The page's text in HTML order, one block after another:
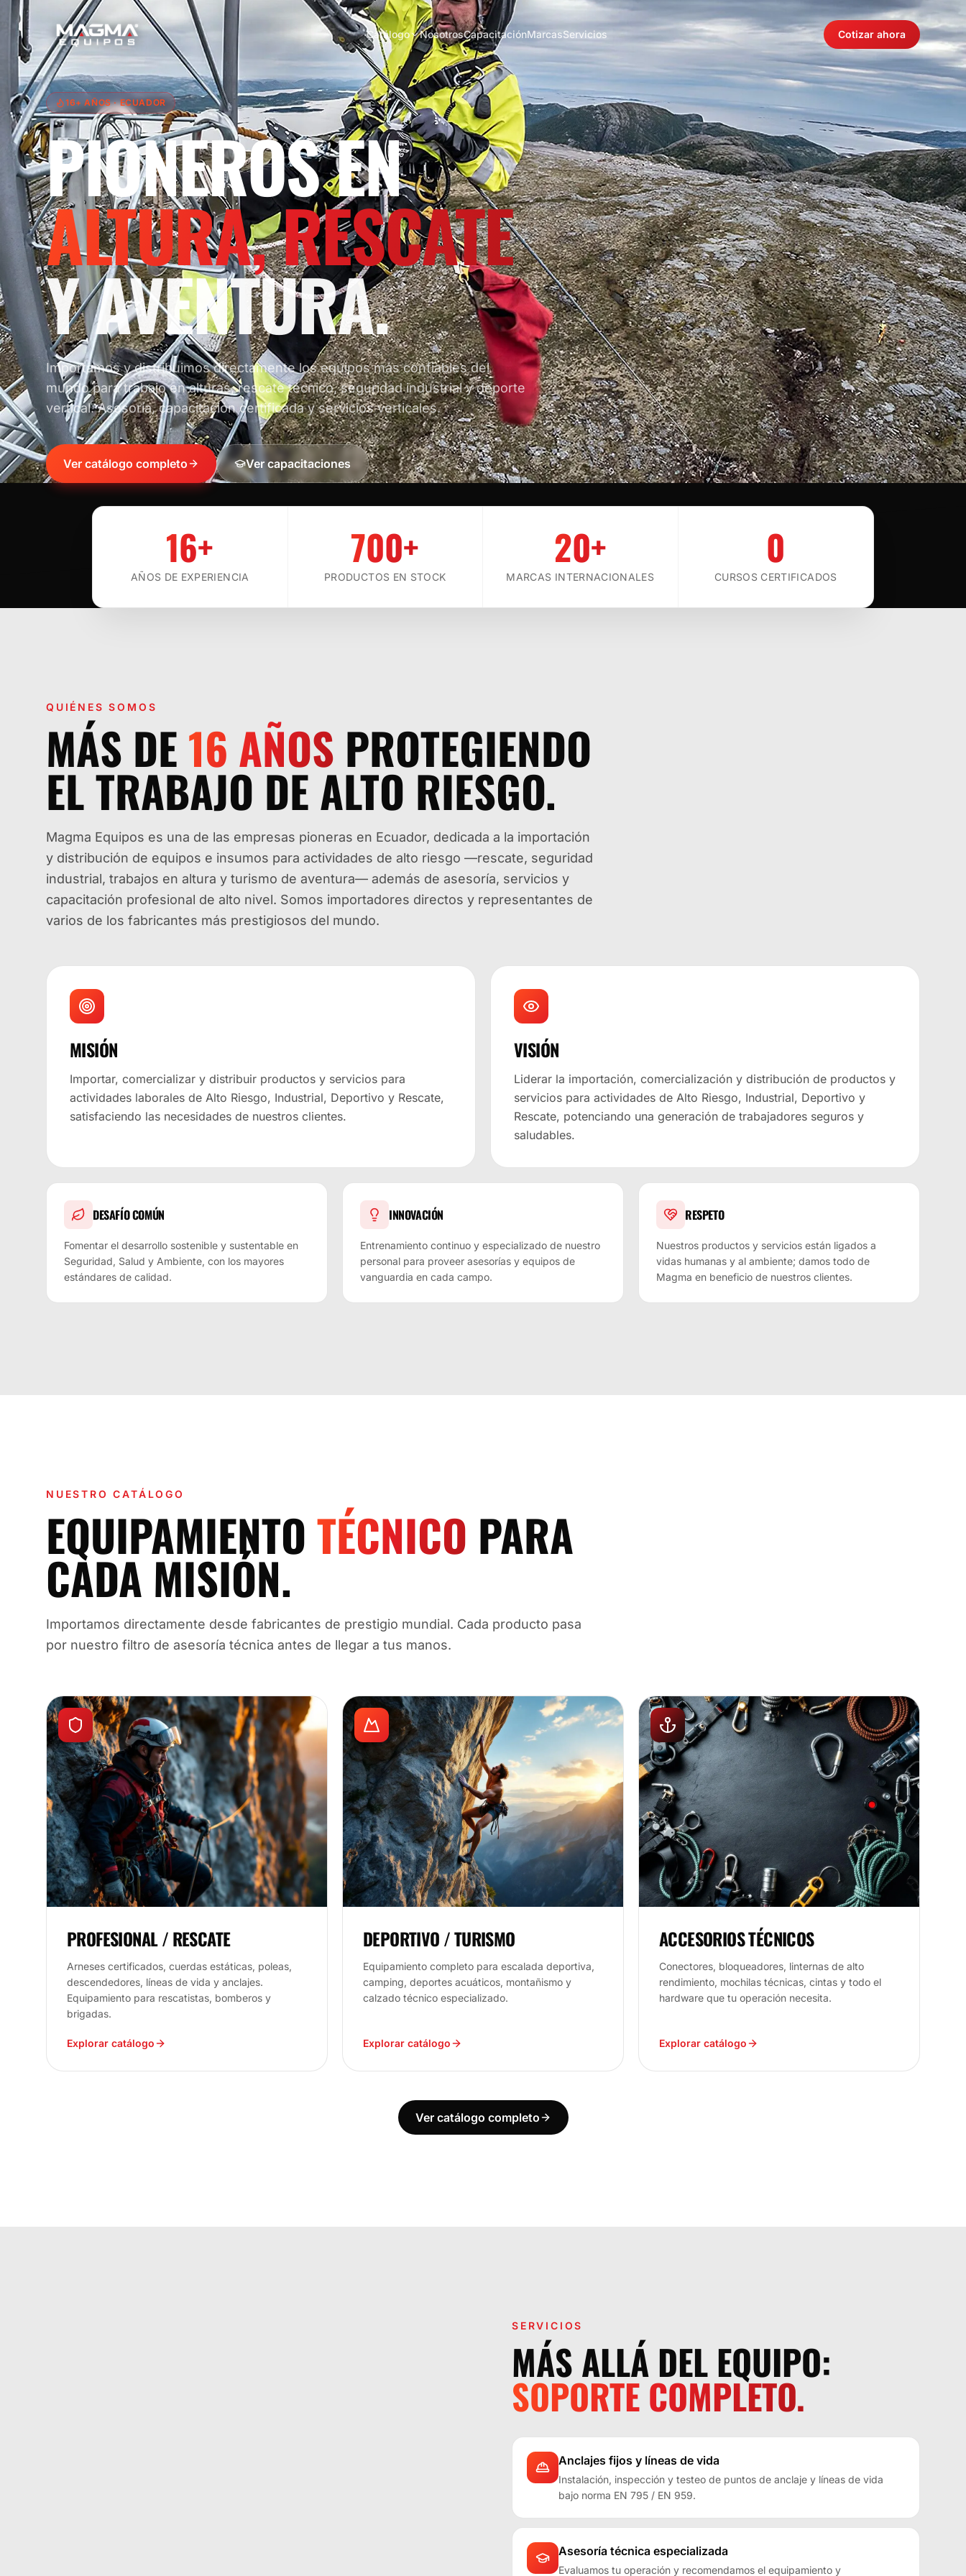
Catálogo NosotrosCapacitaciónMarcasServicios Cotizar ahora
16+ AÑOS· ECUADOR
PIONEROS EN
ALTURA, RESCATE
Y AVENTURA.
Importamos y distribuimos directamente los equipos más confiables del
mundo para trabajo en alturas, rescate técnico, seguridad industrial y deporte
vertical. Asesoría, capacitación certificada y servicios verticales.
Ver catálogo completo Ver capacitaciones
16+
AÑOS DE EXPERIENCIA
700+
PRODUCTOS EN STOCK
20+
MARCAS INTERNACIONALES
0
CURSOS CERTIFICADOS
QUIÉNES SOMOS
MÁS DE16 AÑOS PROTEGIENDO
EL TRABAJO DE ALTO RIESGO.
Magma Equipos es una de las empresas pioneras en Ecuador, dedicada a la importación
y distribución de equipos e insumos para actividades de alto riesgo —rescate, seguridad
industrial, trabajos en altura y turismo de aventura— además de asesoría, servicios y
capacitación profesional de alto nivel. Somos importadores directos y representantes de
varios de los fabricantes más prestigiosos del mundo.
MISIÓN
Importar, comercializar y distribuir productos y servicios para
actividades laborales de Alto Riesgo, Industrial, Deportivo y Rescate,
satisfaciendo las necesidades de nuestros clientes.
VISIÓN
Liderar la importación, comercialización y distribución de productos y
servicios para actividades de Alto Riesgo, Industrial, Deportivo y
Rescate, potenciando una generación de trabajadores seguros y
saludables.
DESAFÍO COMÚN
Fomentar el desarrollo sostenible y sustentable en
Seguridad, Salud y Ambiente, con los mayores
estándares de calidad.
INNOVACIÓN
Entrenamiento continuo y especializado de nuestro
personal para proveer asesorías y equipos de
vanguardia en cada campo.
RESPETO
Nuestros productos y servicios están ligados a
vidas humanas y al ambiente; damos todo de
Magma en beneficio de nuestros clientes.
NUESTRO CATÁLOGO
EQUIPAMIENTOTÉCNICO PARA
CADA MISIÓN.
Importamos directamente desde fabricantes de prestigio mundial. Cada producto pasa
por nuestro filtro de asesoría técnica antes de llegar a tus manos.
PROFESIONAL / RESCATE
Arneses certificados, cuerdas estáticas, poleas,
descendedores, líneas de vida y anclajes.
Equipamiento para rescatistas, bomberos y
brigadas.
Explorar catálogo
DEPORTIVO / TURISMO
Equipamiento completo para escalada deportiva,
camping, deportes acuáticos, montañismo y
calzado técnico especializado.
Explorar catálogo
ACCESORIOS TÉCNICOS
Conectores, bloqueadores, linternas de alto
rendimiento, mochilas técnicas, cintas y todo el
hardware que tu operación necesita.
Explorar catálogo
Ver catálogo completo
SERVICIOS
MÁS ALLÁ DEL EQUIPO:
SOPORTE COMPLETO.
Anclajes fijos y líneas de vida
Instalación, inspección y testeo de puntos de anclaje y líneas de vida
bajo norma EN 795 / EN 959.
Asesoría técnica especializada
Evaluamos tu operación y recomendamos el equipamiento y